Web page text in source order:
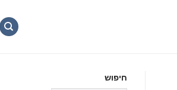
חיפוש